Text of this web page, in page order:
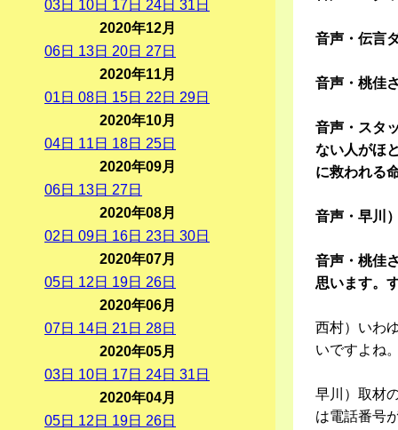
音声・伝言
音声・桃佳
音声・スタ
ない人がほ
に救われる
音声・早川
音声・桃佳
思います。
西村）いわ
いですよね
早川）取材
は電話番号
03日 10日 17 日 24日 31 日
2020年12月
06日 13日 20日 27日
2020年11月
01 日 08日 15日 22 日 29日
2020年10月
04日 11 日 18日 25日
2020年09月
06日 13日 27日
2020年08月
02 日 09日 16日 23日 30日
2020年07月
05日 12 日 19日 26日
2020年06月
07日 14日 21 日 28日
2020年05月
03日 10日 17日 24日 31 日
2020年04月
05日 12 日 19日 26日